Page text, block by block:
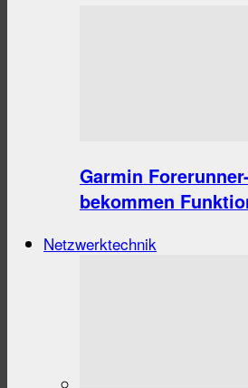
Garmin
bekommen
Netzwerktechnik